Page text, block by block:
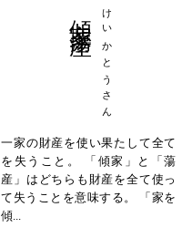
けいかとうさん
一家の財産を使い果たして全て
を失うこと。 「傾家」と「蕩
産」はどちらも財産を全て使っ
て失うことを意味する。 「家を
傾...